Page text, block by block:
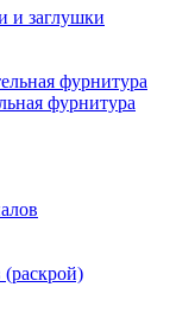
и заглушки
фурнитура
фурнитура